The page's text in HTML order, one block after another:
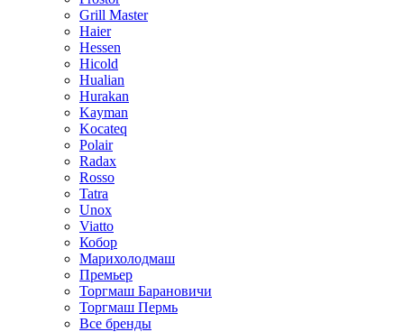
Grill Master
Haier
Hessen
Hicold
Hualian
Hurakan
Kayman
Kocateq
Polair
Radax
Rosso
Tatra
Unox
Viatto
Кобор
Марихолодмаш
Премьер
Торгмаш Барановичи
Торгмаш Пермь
Все бренды